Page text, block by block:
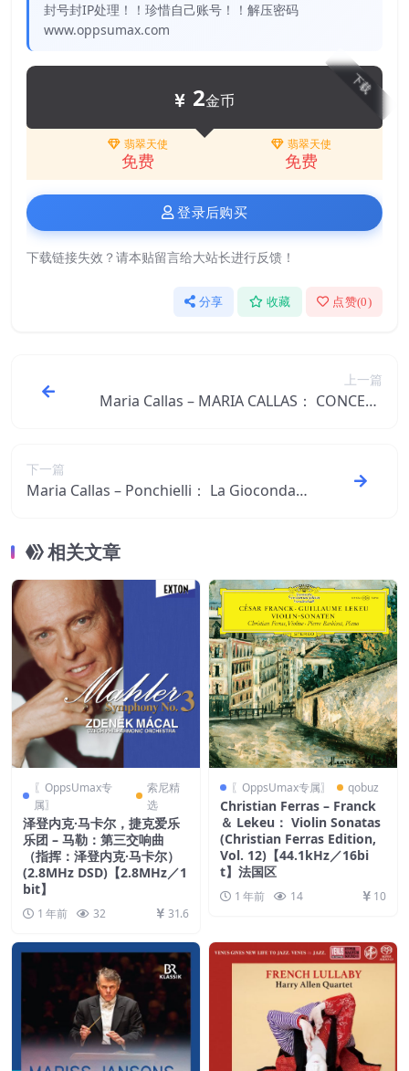
封号封IP处理！！珍惜自己账号！！解压密码
www.oppsumax.com
下载
2金币
翡翠天使
免费
翡翠天使
免费
登录后购买
下载链接失效？请本贴留言给大站长进行反馈！
分享 收藏 点赞(0)
上一篇
Maria Callas – MARIA CALLAS： CONCERT
下一篇
Maria Callas – Ponchielli： La Gioconda,
相关文章
〖OppsUmax专
属〗
索尼精
选
泽登内克·马卡尔，捷克爱乐
乐团 – 马勒：第三交响曲
（指挥：泽登内克·马卡尔）
(2.8MHz DSD)【2.8MHz／1
bit】
1 年前 32 31.6
〖OppsUmax专属〗 qobuz
Christian Ferras – Franck
＆ Lekeu： Violin Sonatas
(Christian Ferras Edition,
Vol. 12)【44.1kHz／16bi
t】法国区
1 年前 14 10